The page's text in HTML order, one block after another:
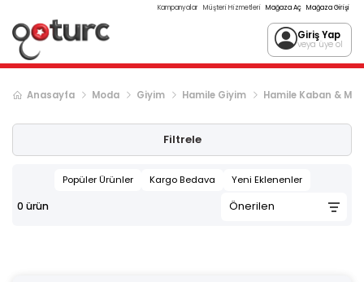
Kampanyalar Müşteri Hizmetleri Mağaza Aç Mağaza Girişi
Giriş Yap
veya üye ol
Anasayfa Moda Giyim Hamile Giyim Hamile Kaban &
Filtrele
Popüler Ürünler Kargo Bedava Yeni Eklenenler
0 ürün